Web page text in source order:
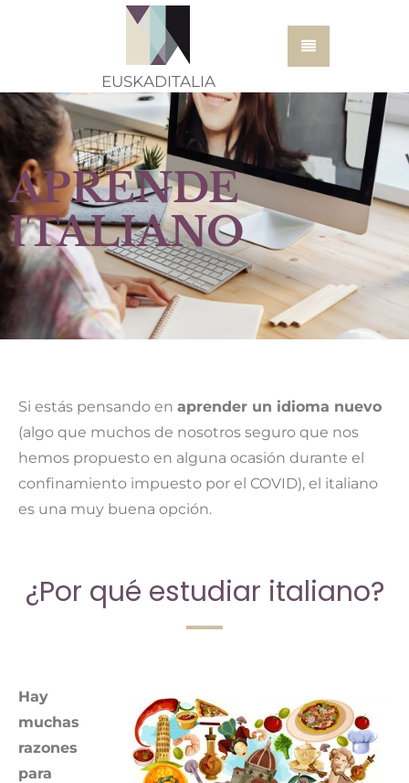
EUSKADITALIA
APRENDE
ITALIANO
Si estás pensando en aprender un idioma nuevo
(algo que muchos de nosotros seguro que nos
hemos propuesto en alguna ocasión durante el
confinamiento impuesto por el COVID), el italiano
es una muy buena opción.
¿Por qué estudiar italiano?
Hay
muchas
razones
para